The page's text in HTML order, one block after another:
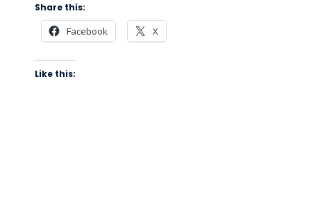
Share this:
Facebook X
Like this: